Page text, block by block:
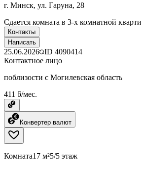
г. Минск, ул. Гаруна, 28
Сдается комната в 3-х комнатной
Контакты
Написать
25.06.2026 ID 4090414
Контактное лицо
поблизости с Могилевская область
411 ƃ/мес.
Конвертер валют
Комната17 м²5/5 этаж